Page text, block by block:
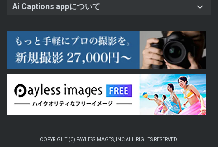
Ai Captions appについて
COPYRIGHT (C) PAYLESSIMAGES, INC ALL RIGHTS RESERVED.